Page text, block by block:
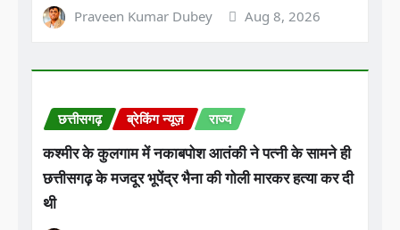
Praveen Kumar Dubey Aug 8, 2026
छत्तीसगढ़ ब्रेकिंग न्यूज़ राज्य
कश्मीर के कुलगाम में नकाबपोश आतंकी ने पत्नी के सामने ही
छत्तीसगढ़ के मजदूर भूपेंद्र भैना की गोली मारकर हत्या कर दी
थी